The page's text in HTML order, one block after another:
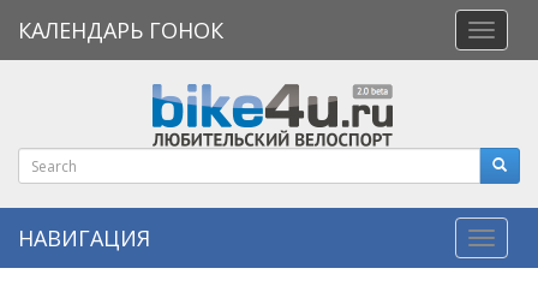
меню
КАЛЕНДАРЬ ГОНОК
НАВИГАЦИЯ